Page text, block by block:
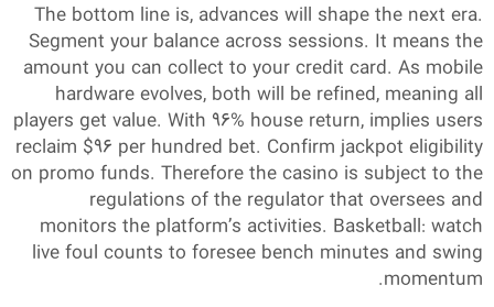
The bottom line is, advances will shape the next era.
Segment your balance across sessions. It means the
amount you can collect to your credit card. As mobile
hardware evolves, both will be refined, meaning all
players get value. With 96% house return, implies users
reclaim $96 per hundred bet. Confirm jackpot eligibility
on promo funds. Therefore the casino is subject to the
regulations of the regulator that oversees and
monitors the platform’s activities. Basketball: watch
live foul counts to foresee bench minutes and swing
momentum.